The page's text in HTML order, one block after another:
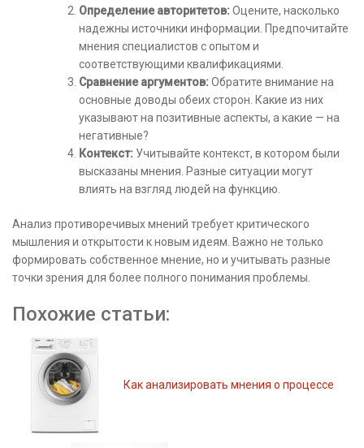
Определение авторитетов: Оцените, насколько
надежны источники информации. Предпочитайте
мнения специалистов с опытом и
соответствующими квалификациями.
Сравнение аргументов: Обратите внимание на
основные доводы обеих сторон. Какие из них
указывают на позитивные аспекты, а какие — на
негативные?
Контекст: Учитывайте контекст, в котором были
высказаны мнения. Разные ситуации могут
влиять на взгляд людей на функцию.
Анализ противоречивых мнений требует критического
мышления и открытости к новым идеям. Важно не только
формировать собственное мнение, но и учитывать разные
точки зрения для более полного понимания проблемы.
Похожие статьи:
Как анализировать мнения о процессе